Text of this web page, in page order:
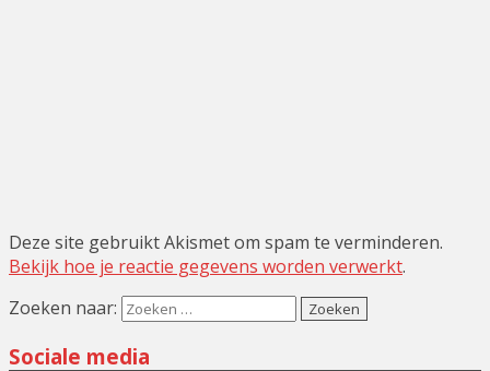
Deze site gebruikt Akismet om spam te verminderen.
Bekijk hoe je reactie gegevens worden verwerkt.
Zoeken naar:
Sociale media